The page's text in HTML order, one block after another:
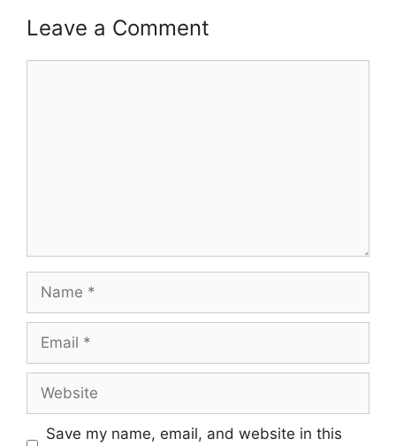
Leave a Comment
Name
Email
Website
Save my name, email, and website in this